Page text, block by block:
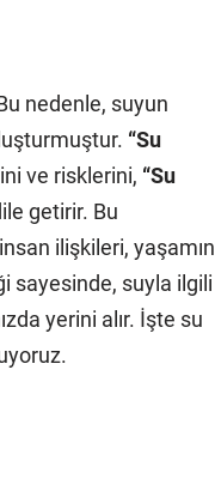
nedenle, suyun
“Su
ve risklerini, “Su
getirir. Bu
ilişkileri, yaşamın
sayesinde, suyla ilgili
yerini alır. İşte su